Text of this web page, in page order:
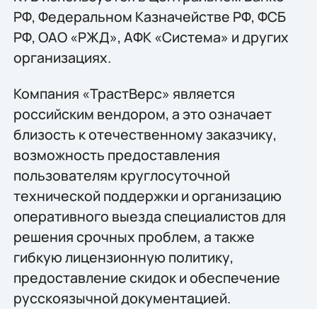
РФ, Федеральном Казначействе РФ, ФСБ
РФ, ОАО «РЖД», АФК «Система» и других
организациях.
Компания «ТрастВерс» является
российским вендором, а это означает
близость к отечественному заказчику,
возможность предоставления
пользователям круглосуточной
технической поддержки и организацию
оперативного выезда специалистов для
решения срочных проблем, а также
гибкую лицензионную политику,
предоставление скидок и обеспечение
русскоязычной документацией.